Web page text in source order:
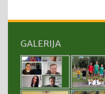
GALERIJA